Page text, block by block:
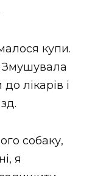
купи.
Змушувала
лікарів і
собаку,
я